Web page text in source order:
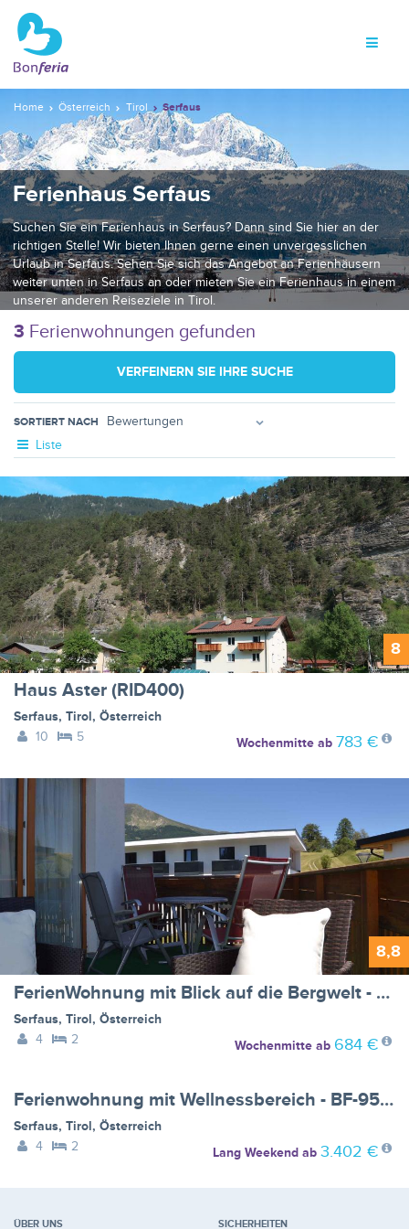
Home Österreich Tirol Serfaus
Ferienhaus Serfaus
Suchen Sie ein Ferienhaus in Serfaus? Dann sind Sie hier an der
richtigen Stelle! Wir bieten Ihnen gerne einen unvergesslichen
Urlaub in Serfaus. Sehen Sie sich das Angebot an Ferienhäusern
weiter unten in Serfaus an oder mieten Sie ein Ferienhaus in einem
unserer anderen Reiseziele in Tirol.
3 Ferienwohnungen gefunden
VERFEINERN SIE IHRE SUCHE
SORTIERT NACH
Liste
8
Haus Aster (RID400)
Serfaus, Tirol, Österreich
10
5 Wochenmitteab 783 €
8,8
FerienWohnung mit Blick auf die Bergwelt - BF-NW88
Serfaus, Tirol, Österreich
4
2 Wochenmitteab 684 €
Ferienwohnung mit Wellnessbereich - BF-95CM6
Serfaus, Tirol, Österreich
4
2 Lang Weekendab 3.402 €
ÜBER UNS SICHERHEITEN